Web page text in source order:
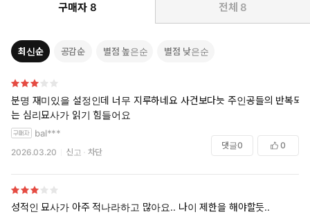
구매자 8 전체 8
최신순 공감순 별점 높은순 별점 낮은순
분명 재미있을 설정인데 너무 지루하네요 사건보다늣 주인공들의 반복되
는 심리묘사가 읽기 힘들어요
bal***
2026.03.20 신고 차단
댓글0 0
성적인 묘사가 아주 적나라하고 많아요.. 나이 제한을 해야할듯..